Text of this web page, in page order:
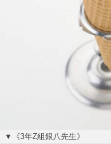
▼《3年Z組銀八先生》